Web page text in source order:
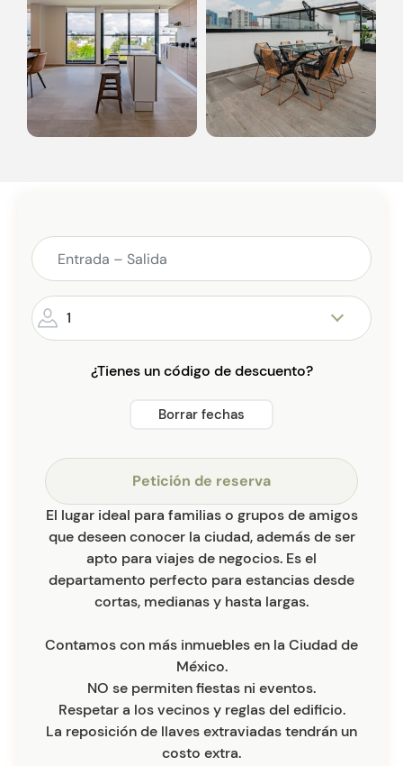
1
¿Tienes un código de descuento?
Borrar fechas
Petición de reserva
El lugar ideal para familias o grupos de amigos
que deseen conocer la ciudad, además de ser
apto para viajes de negocios. Es el
departamento perfecto para estancias desde
cortas, medianas y hasta largas.
Contamos con más inmuebles en la Ciudad de
México.
NO se permiten fiestas ni eventos.
Respetar a los vecinos y reglas del edificio.
La reposición de llaves extraviadas tendrán un
costo extra.